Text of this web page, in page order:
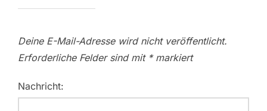
Deine E-Mail-Adresse wird nicht veröffentlicht.
Erforderliche Felder sind mit *markiert
Nachricht: